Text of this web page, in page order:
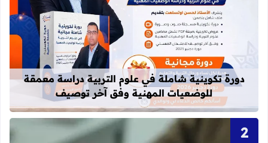
قراءة المزيد عن دورة تكوينية
دورة تكوينية شاملة في علوم التربية دراسة معمقة
للوضعيات المهنية وفق آخر توصيف